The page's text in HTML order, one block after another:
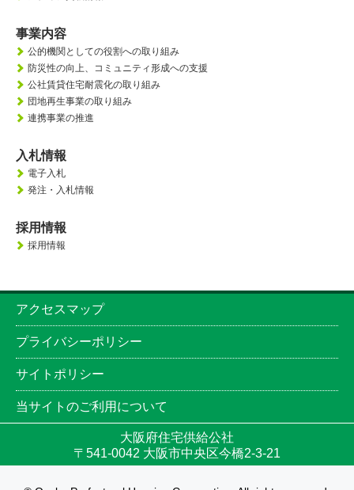
事業内容
公的機関としての役割への取り組み
防災性の向上、 コミュニティ形成への支援
公社賃貸住宅耐震化の取り組み
団地再生事業の取り組み
連携事業の推進
入札情報
電子入札
発注・入札情報
採用情報
採用情報
アクセスマップ
プライバシーポリシー
サイトポリシー
当サイトのご利用について
大阪府住宅供給公社
〒541-0042 大阪市中央区今橋2-3-21